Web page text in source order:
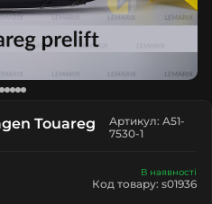
Touareg
Артикул: A51-
7530-1
В наявності
Код товару: s01936